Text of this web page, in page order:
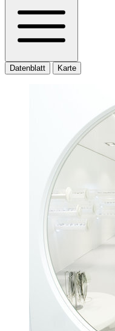
Datenblatt Karte